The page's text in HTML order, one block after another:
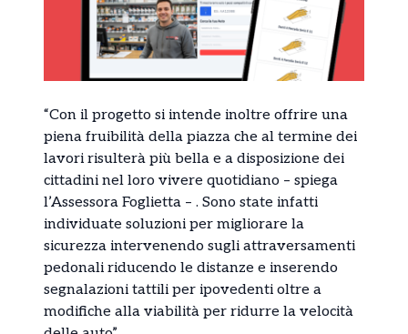
“Con il progetto si intende inoltre offrire una
piena fruibilità della piazza che al termine dei
lavori risulterà più bella e a disposizione dei
cittadini nel loro vivere quotidiano – spiega
l’Assessora Foglietta – . Sono state infatti
individuate soluzioni per migliorare la
sicurezza intervenendo sugli attraversamenti
pedonali riducendo le distanze e inserendo
segnalazioni tattili per ipovedenti oltre a
modifiche alla viabilità per ridurre la velocità